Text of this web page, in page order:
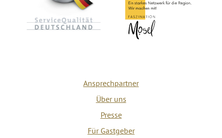
Ansprechpartner
Über uns
Presse
Für Gastgeber